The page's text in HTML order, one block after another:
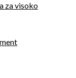
za visoko